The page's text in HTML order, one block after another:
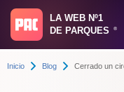
LA WEB Nº1
DE PARQUES
®
Inicio Blog Cerrado un